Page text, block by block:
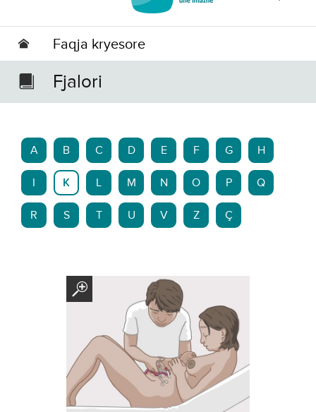
Faqja kryesore
Fjalori
A B C D E F G H
K L M N O P Q
R S T U V Z Ç